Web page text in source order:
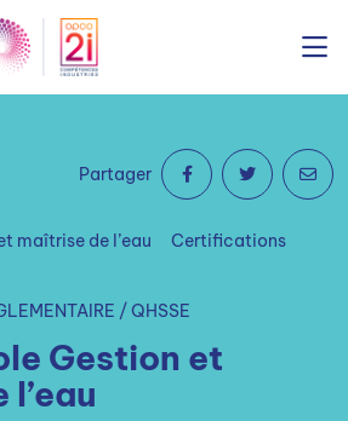
maîtrise de l’eau Certifications
/ QHSSE
Gestion et
Partager